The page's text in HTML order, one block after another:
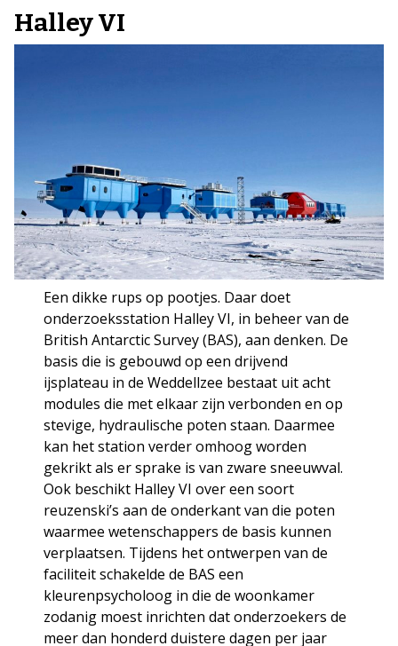
Halley VI
Een dikke rups op pootjes. Daar doet
onderzoeksstation Halley VI, in beheer van de
British Antarctic Survey (BAS), aan denken. De
basis die is gebouwd op een drijvend
ijsplateau in de Weddellzee bestaat uit acht
modules die met elkaar zijn verbonden en op
stevige, hydraulische poten staan. Daarmee
kan het station verder omhoog worden
gekrikt als er sprake is van zware sneeuwval.
Ook beschikt Halley VI over een soort
reuzenski’s aan de onderkant van die poten
waarmee wetenschappers de basis kunnen
verplaatsen. Tijdens het ontwerpen van de
faciliteit schakelde de BAS een
kleurenpsycholoog in die de woonkamer
zodanig moest inrichten dat onderzoekers de
meer dan honderd duistere dagen per jaar